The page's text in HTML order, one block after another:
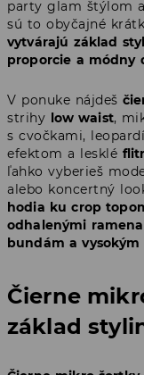
party glam štýlom
sú to obyčajné
vytvárajú základ
proporcie a módny
V ponuke nájdeš
strihy low waist,
s cvočkami,
efektom a lesklé
ľahko vyberieš
alebo koncertný
hodia ku crop
odhalenými
bundám a vysokým
Čierne
základ